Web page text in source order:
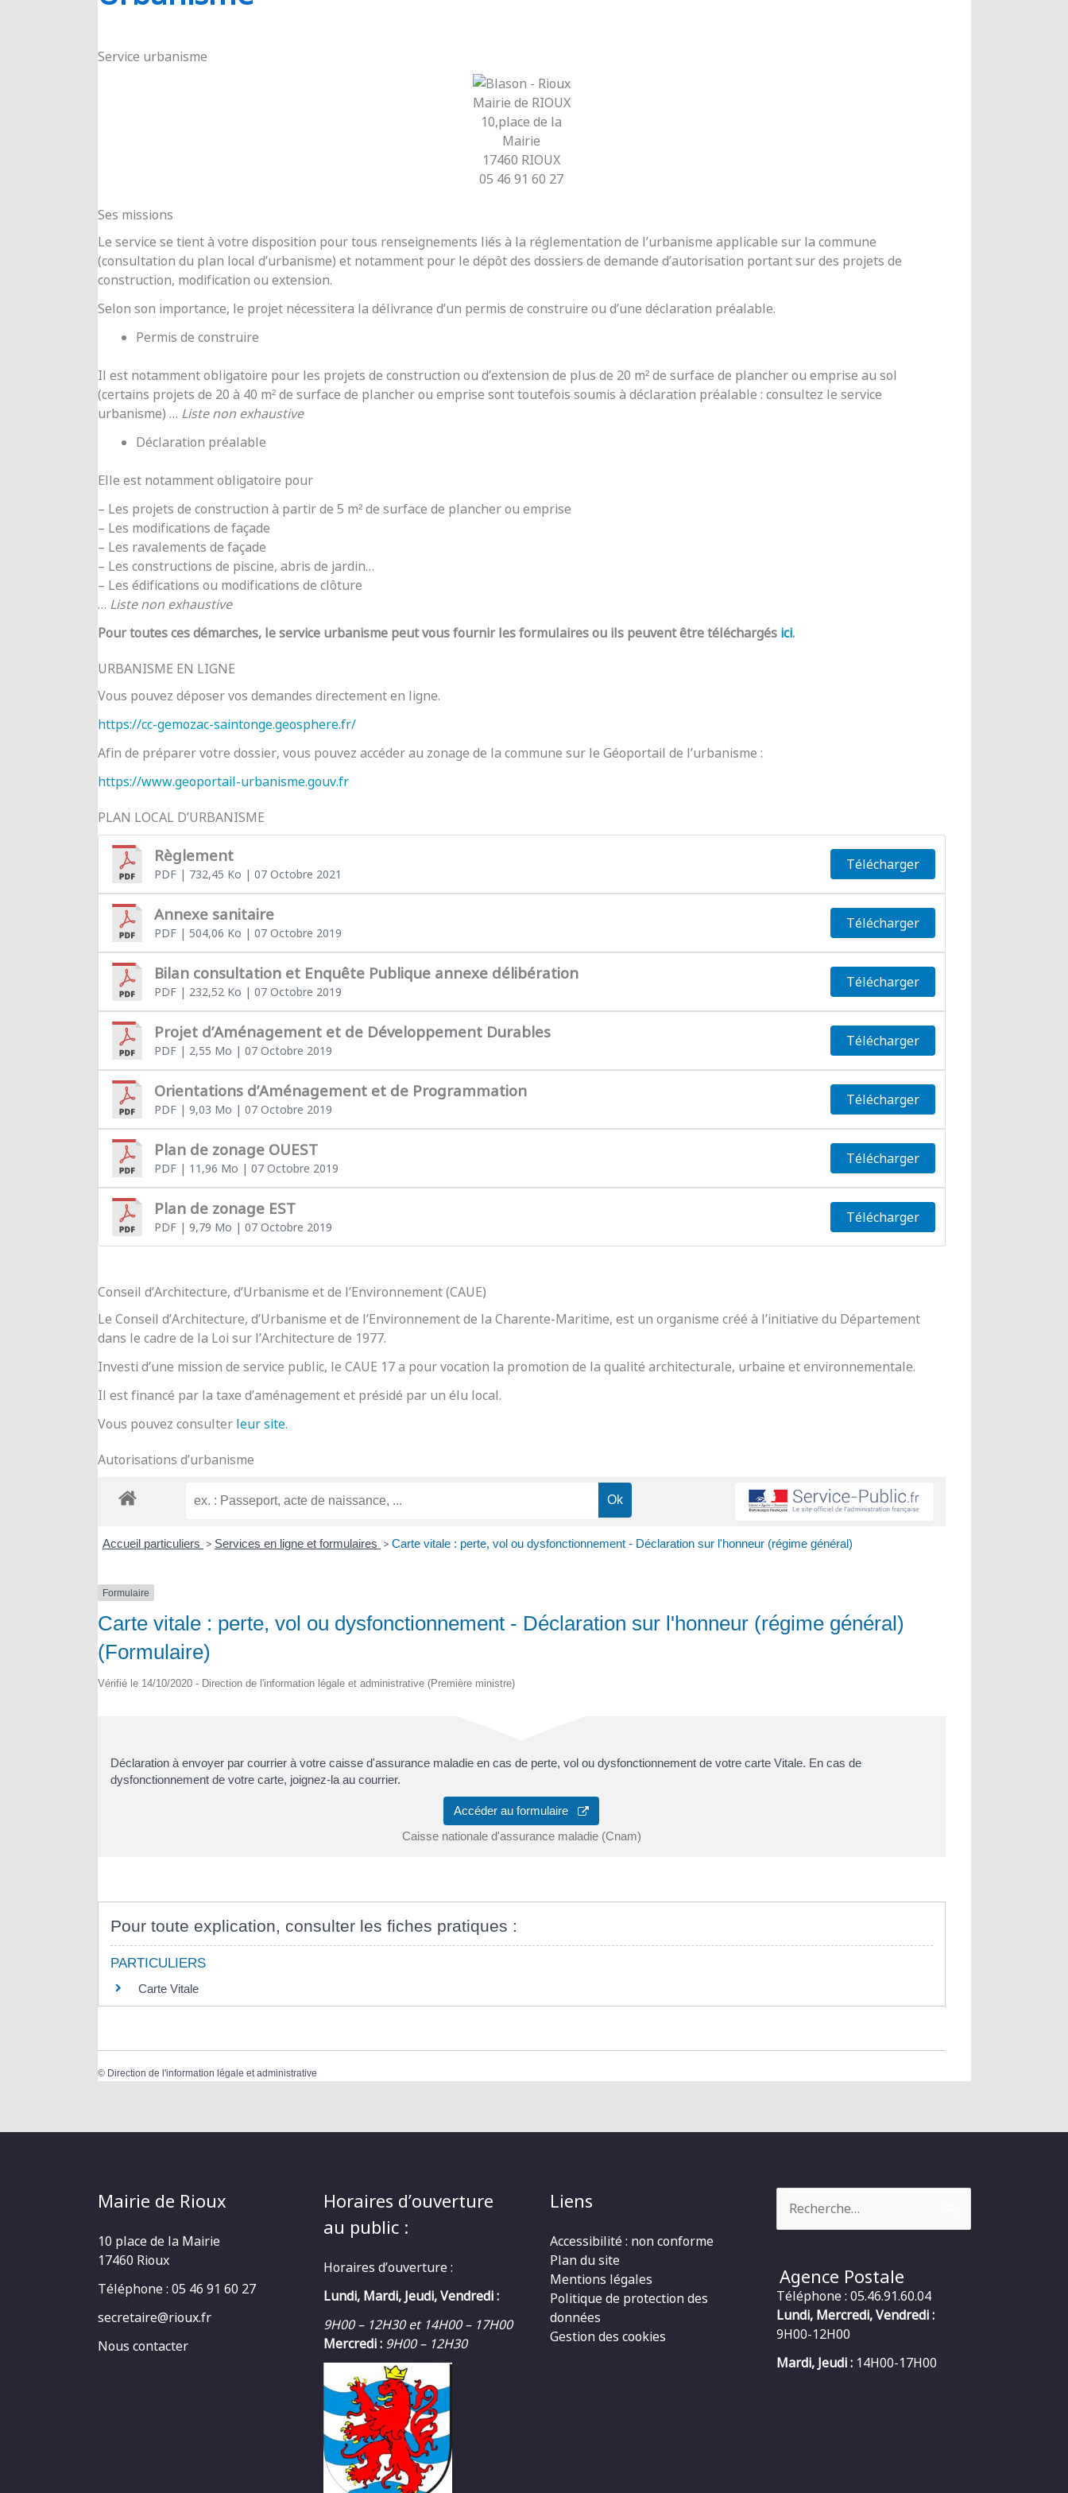
Service urbanisme
Mairie de RIOUX
10,place de la
Mairie
17460 RIOUX
05 46 91 60 27
Ses missions
Le service se tient à votre disposition pour tous renseignements liés à la réglementation de l’urbanisme applicable sur la commune
(consultation du plan local d’urbanisme) et notamment pour le dépôt des dossiers de demande d’autorisation portant sur des projets de
construction, modification ou extension.
Selon son importance, le projet nécessitera la délivrance d’un permis de construire ou d’une déclaration préalable.
Permis de construire
Il est notamment obligatoire pour les projets de construction ou d’extension de plus de 20 m² de surface de plancher ou emprise au sol
(certains projets de 20 à 40 m² de surface de plancher ou emprise sont toutefois soumis à déclaration préalable : consultez le service
urbanisme) … Liste non exhaustive
Déclaration préalable
Elle est notamment obligatoire pour
– Les projets de construction à partir de 5 m² de surface de plancher ou emprise
– Les modifications de façade
– Les ravalements de façade
– Les constructions de piscine, abris de jardin…
– Les édifications ou modifications de clôture
… Liste non exhaustive
Pour toutes ces démarches, le service urbanisme peut vous fournir les formulaires ou ils peuvent être téléchargés ici.
URBANISME EN LIGNE
Vous pouvez déposer vos demandes directement en ligne.
https://cc-gemozac-saintonge.geosphere.fr/
Afin de préparer votre dossier, vous pouvez accéder au zonage de la commune sur le Géoportail de l’urbanisme :
https://www.geoportail-urbanisme.gouv.fr
PLAN LOCAL D’URBANISME
Règlement
PDF| 732,45 Ko | 07 Octobre 2021
Télécharger
Annexe sanitaire
PDF| 504,06 Ko | 07 Octobre 2019
Télécharger
Bilan consultation et Enquête Publique annexe délibération
PDF| 232,52 Ko | 07 Octobre 2019
Télécharger
Projet d’Aménagement et de Développement Durables
PDF| 2,55 Mo | 07 Octobre 2019
Télécharger
Orientations d’Aménagement et de Programmation
PDF| 9,03 Mo | 07 Octobre 2019
Télécharger
Plan de zonage OUEST
PDF| 11,96 Mo | 07 Octobre 2019
Télécharger
Plan de zonage EST
PDF| 9,79 Mo | 07 Octobre 2019
Télécharger
Conseil d’Architecture, d’Urbanisme et de l’Environnement (CAUE)
Le Conseil d’Architecture, d’Urbanisme et de l’Environnement de la Charente-Maritime, est un organisme créé à l’initiative du Département
dans le cadre de la Loi sur l’Architecture de 1977.
Investi d’une mission de service public, le CAUE 17 a pour vocation la promotion de la qualité architecturale, urbaine et environnementale.
Il est financé par la taxe d’aménagement et présidé par un élu local.
Vous pouvez consulter leur site.
Autorisations d’urbanisme
Accueil particuliers > Services en ligne et formulaires > Carte vitale : perte, vol ou dysfonctionnement - Déclaration sur l'honneur (régime général)
Formulaire
Carte vitale : perte, vol ou dysfonctionnement - Déclaration sur l'honneur (régime général)
(Formulaire)
Vérifié le 14/10/2020 - Direction de l'information légale et administrative (Première ministre)
Déclaration à envoyer par courrier à votre caisse d'assurance maladie en cas de perte, vol ou dysfonctionnement de votre carte Vitale. En cas de
dysfonctionnement de votre carte, joignez-la au courrier.
Accéder au formulaire
Caisse nationale d'assurance maladie (Cnam)
Pour toute explication, consulter les fiches pratiques :
PARTICULIERS
Carte Vitale
© Direction de l'information légale et administrative
Mairie de Rioux
10 place de la Mairie
17460 Rioux
Téléphone : 05 46 91 60 27
secretaire@rioux.fr
Nous contacter
Horaires d’ouverture
au public :
Horaires d’ouverture :
Lundi, Mardi, Jeudi, Vendredi :
9H00 – 12H30 et 14H00 – 17H00
Mercredi : 9H00 – 12H30
Liens
Accessibilité : non conforme
Plan du site
Mentions légales
Politique de protection des
données
Gestion des cookies
Agence Postale
Téléphone : 05.46.91.60.04
Lundi, Mercredi, Vendredi :
9H00-12H00
Mardi, Jeudi : 14H00-17H00